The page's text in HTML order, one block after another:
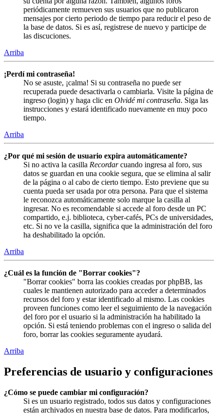
periódicamente remueven sus usuarios que no publicaron
mensajes por cierto periodo de tiempo para reducir el peso de
la base de datos. Si es así, registrese de nuevo y participe de
las discuciones.
Arriba
¡Perdí mi contraseña!
No se asuste, ¡calma! Si su contraseña no puede ser
recuperada puede desactivarla o cambiarla. Visite la página de
ingreso (login) y haga clic en Olvidé mi contraseña. Siga las
instrucciones y estará identificado nuevamente en muy poco
tiempo.
Arriba
¿Por qué mi sesión de usuario expira automáticamente?
Si no activa la casilla Recordarcuando ingresa al foro, sus
datos se guardan en una cookie segura, que se elimina al salir
de la página o al cabo de cierto tiempo. Esto previene que su
cuenta pueda ser usada por otra persona. Para que el sistema
le reconozca automáticamente solo marque la casilla al
ingresar. No es recomendable si accede al foro desde un PC
compartido, e.j. biblioteca, cyber-cafés, PCs de universidades,
etc. Si no ve la casilla, significa que la administración del foro
ha deshabilitado la opción.
Arriba
¿Cuál es la función de "Borrar cookies"?
"Borrar cookies" borra las cookies creadas por phpBB, las
cuales le mantienen autorizado para acceder a determinados
recursos del foro y estar identificado al mismo. Las cookies
proveen funciones como leer el seguimiento de la navegación
del foro por el usuario si la administración ha habilitado la
opción. Si está teniendo problemas con el ingreso o salida del
foro, borrar las cookies seguramente ayudará.
Arriba
Preferencias de usuario y configuraciones
¿Cómo se puede cambiar mi configuración?
Si es un usuario registrado, todos sus datos y configuraciones
están archivados en nuestra base de datos. Para modificarlos,